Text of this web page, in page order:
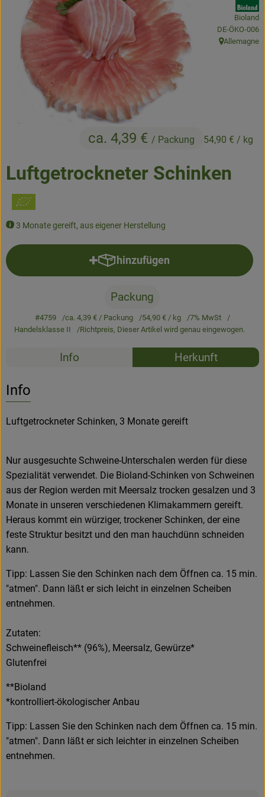
Obst & Gemüse
Kühltheke
Backwaren
Naturwaren
So geht's
Schnupperangebote
Newsletter
Luftgetrockneter Schinken
3 Monate gereift, aus eigener Herstellung
ca. 4,39 € / Packung 54,90 € / kg
Bioland
, Kontrollstelle:
DE-ÖKO-006
, Herkunft:
Allemagne
hinzufügen
Produkt zum Warenkorb
Packung
#4759 ca. 4,39 € / Packung 54,90 € / kg
7% MwSt
Handelsklasse II
Richtpreis, Dieser Artikel wird genau eingewogen.
Rezepte
Info Herkunft
Info
Luftgetrockneter Schinken, 3 Monate gereift
Nur ausgesuchte Schweine-Unterschalen werden für diese
Spezialität verwendet. Die Bioland-Schinken von Schweinen
aus der Region werden mit Meersalz trocken gesalzen und 3
Monate in unseren verschiedenen Klimakammern gereift.
Heraus kommt ein würziger, trockener Schinken, der eine
feste Struktur besitzt und den man hauchdünn schneiden
kann.
Tipp: Lassen Sie den Schinken nach dem Öffnen ca. 15 min.
"atmen". Dann läßt er sich leicht in einzelnen Scheiben
entnehmen.
Zutaten:
Schweinefleisch** (96%), Meersalz, Gewürze*
Glutenfrei
**Bioland
*kontrolliert-ökologischer Anbau
Tipp: Lassen Sie den Schinken nach dem Öffnen ca. 15 min.
"atmen". Dann läßt er sich leichter in einzelnen Scheiben
entnehmen.